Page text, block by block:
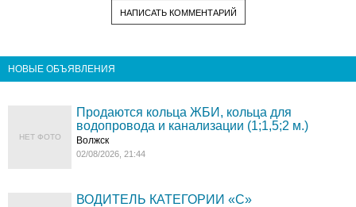
НАПИСАТЬ КОММЕНТАРИЙ
НОВЫЕ ОБЪЯВЛЕНИЯ
НЕТ ФОТО
Продаются кольца ЖБИ, кольца для
водопровода и канализации (1;1,5;2 м.)
Волжск
02/08/2026, 21:44
ВОДИТЕЛЬ КАТЕГОРИИ «C»